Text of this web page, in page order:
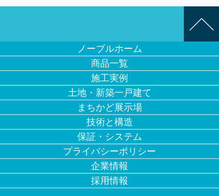
ノーブルホーム
商品一覧
施工実例
土地・新築一戸建て
まちかど展示場
技術と構造
保証・システム
プライバシーポリシー
企業情報
採用情報